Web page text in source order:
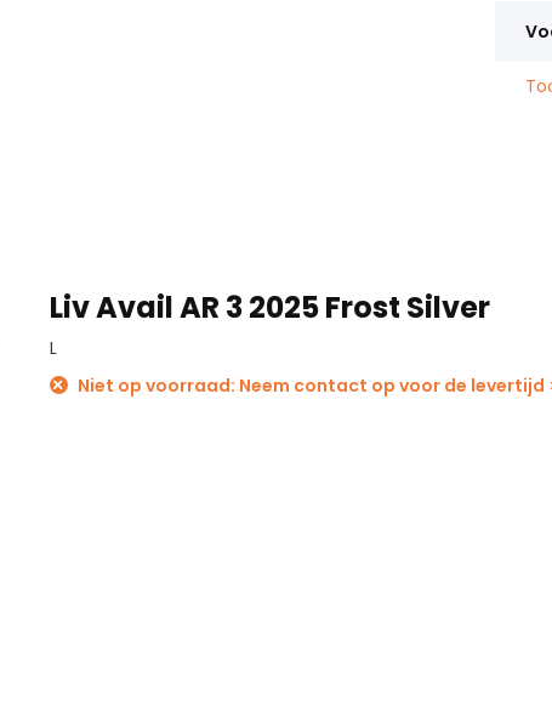
Liv Avail AR 3 2025 Frost Silver
L
Niet op voorraad: Neem contact op voor de levertijd